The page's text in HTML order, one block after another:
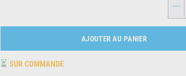
-
AJOUTER AU PANIER
⏳ SUR COMMANDE